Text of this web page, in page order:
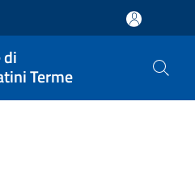
di
Terme